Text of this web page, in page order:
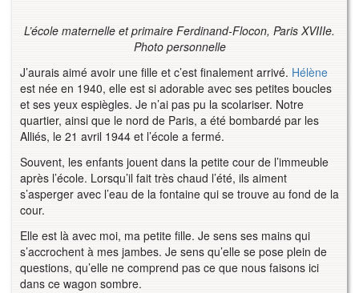
L’école maternelle et primaire Ferdinand-Flocon, Paris XVIIIe.
Photo personnelle
J’aurais aimé avoir une fille et c’est finalement arrivé. Hélène
est née en 1940, elle est si adorable avec ses petites boucles
et ses yeux espiègles. Je n’ai pas pu la scolariser. Notre
quartier, ainsi que le nord de Paris, a été bombardé par les
Alliés, le 21 avril 1944 et l’école a fermé.
Souvent, les enfants jouent dans la petite cour de l’immeuble
après l’école. Lorsqu’il fait très chaud l’été, ils aiment
s’asperger avec l’eau de la fontaine qui se trouve au fond de la
cour.
Elle est là avec moi, ma petite fille. Je sens ses mains qui
s’accrochent à mes jambes. Je sens qu’elle se pose plein de
questions, qu’elle ne comprend pas ce que nous faisons ici
dans ce wagon sombre.